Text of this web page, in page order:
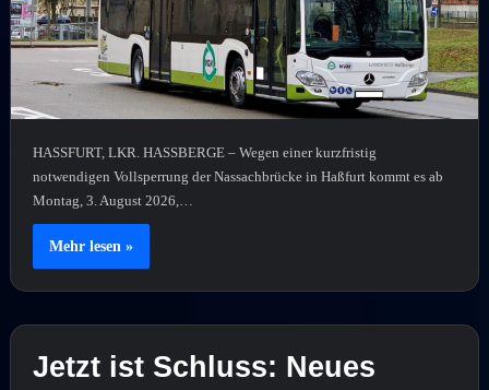
HASSFURT, LKR. HASSBERGE – Wegen einer kurzfristig
notwendigen Vollsperrung der Nassachbrücke in Haßfurt kommt es ab
Montag, 3. August 2026,…
Mehr lesen »
Jetzt ist Schluss: Neues